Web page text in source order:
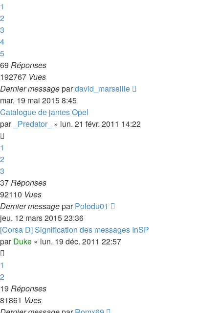
1
2
3
4
5
69 Réponses
192767 Vues
Dernier messagepardavid_marseille
mar. 19 mai 2015 8:45
Catalogue de jantes Opel
par _Predator_ » lun. 21 févr. 2011 14:22
1
2
3
37Réponses
92110 Vues
Dernier messageparPolodu01
jeu. 12 mars 2015 23:36
[Corsa D] Signification des messages InSP
parDuke » lun. 19 déc. 2011 22:57
1
2
19 Réponses
81861 Vues